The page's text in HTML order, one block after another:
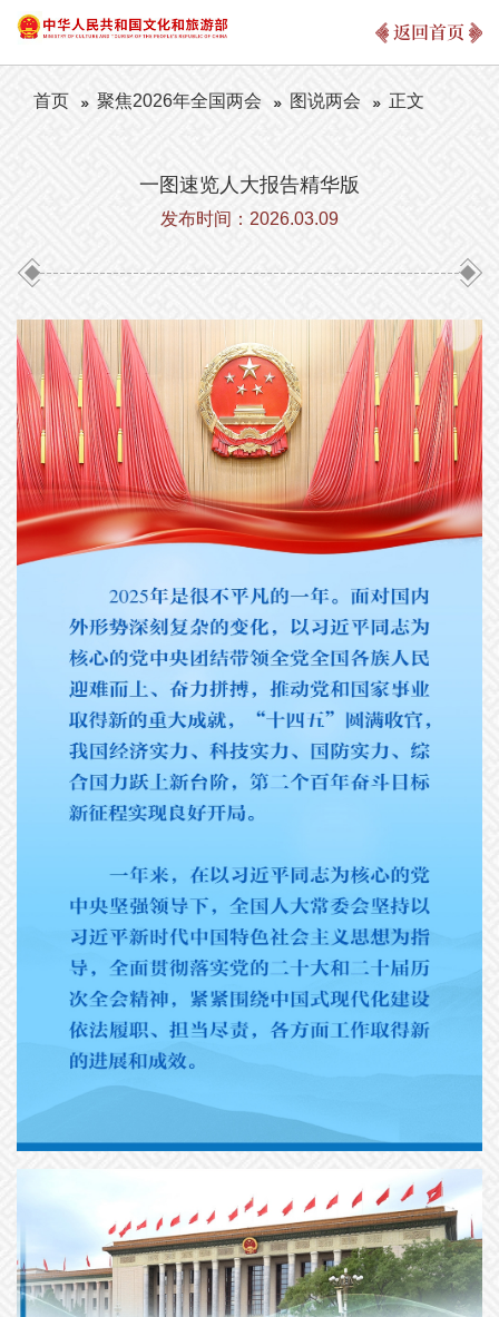
返回首页
首页 聚焦2026年全国两会 图说两会 正文
一图速览人大报告精华版
发布时间：2026.03.09